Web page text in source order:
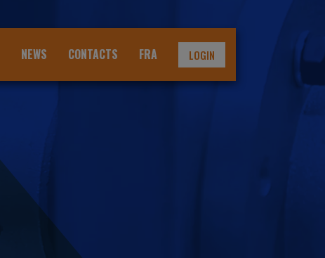
NEWS CONTACTS FRA LOGIN